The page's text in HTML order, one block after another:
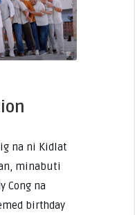
na ni Kidlat
minabuti
Cong na
birthday